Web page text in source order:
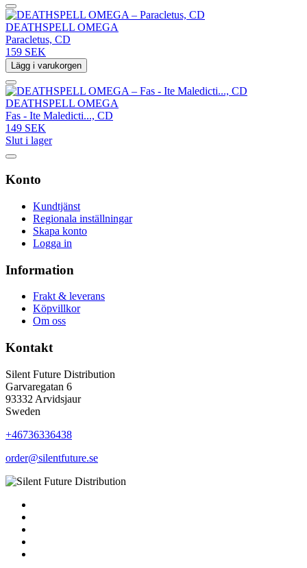
DEATHSPELL OMEGA
Paracletus, CD
159 SEK
Lägg i varukorgen
DEATHSPELL OMEGA
Fas - Ite Maledicti..., CD
149 SEK
Slut i lager
Konto
Kundtjänst
Regionala inställningar
Skapa konto
Logga in
Information
Frakt & leverans
Köpvillkor
Om oss
Kontakt
Silent Future Distribution
Garvaregatan 6
93332 Arvidsjaur
Sweden
+46736336438
order@silentfuture.se